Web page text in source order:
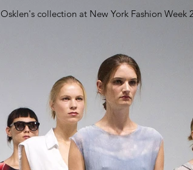
Osklen's collection at New York Fashion Week